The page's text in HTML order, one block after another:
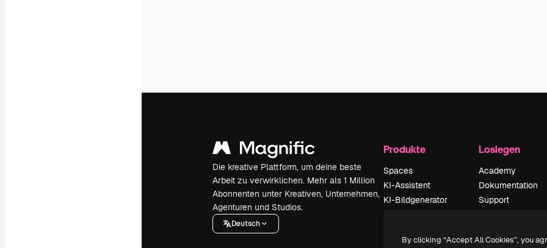
Die kreative Plattform, um deine beste
Arbeit zu verwirklichen. Mehr als 1 Million
Abonnenten unter Kreativen, Unternehmen,
Agenturen und Studios.
Deutsch
Produkte
Spaces
KI-Assistent
KI-Bildgenerator
Stimmengenerator
Loslegen
Academy
Dokumentation
Support
Originale Neu
By clicking “Accept All Cookies”, you